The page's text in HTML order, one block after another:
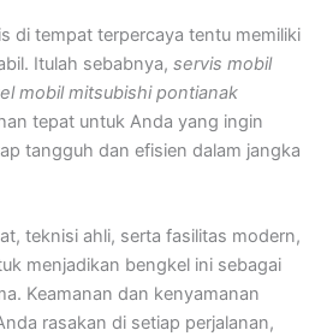
di tempat terpercaya tentu memiliki
Itulah sebabnya, servis mobil
mobil mitsubishi pontianak
tepat untuk Anda yang ingin
tangguh dan efisien dalam jangka
teknisi ahli, serta fasilitas modern,
menjadikan bengkel ini sebagai
Keamanan dan kenyamanan
rasakan di setiap perjalanan,